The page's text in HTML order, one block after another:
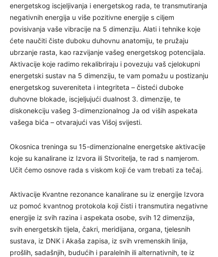
energetskog iscjeljivanja i energetskog rada, te transmutiranja
negativnih energija u više pozitivne energije s ciljem
povisivanja vaše vibracije na 5 dimenziju. Alati i tehnike koje
ćete naučiti čiste duboku duhovnu anatomiju, te pružaju
ubrzanje rasta, kao razvijanje vašeg energetskog potencijala.
Aktivacije koje radimo rekalibriraju i povezuju vaš cjelokupni
energetski sustav na 5 dimenziju, te vam pomažu u postizanju
energetskog suvereniteta i integriteta – čisteći duboke
duhovne blokade, iscjeljujući dualnost 3. dimenzije, te
diskonekciju vašeg 3-dimenzionalnog Ja od viših aspekata
vašega bića – otvarajući vas Višoj svijesti.
Okosnica treninga su 15-dimenzionalne energetske aktivacije
koje su kanalirane iz Izvora ili Stvoritelja, te rad s namjerom.
Učit ćemo osnove rada s viskom koji će vam trebati za tečaj.
Aktivacije Kvantne rezonance kanalirane su iz energije Izvora
uz pomoć kvantnog protokola koji čisti i transmutira negativne
energije iz svih razina i aspekata osobe, svih 12 dimenzija,
svih energetskih tijela, čakri, meridijana, organa, tjelesnih
sustava, iz DNK i Akaša zapisa, iz svih vremenskih linija,
prošlih, sadašnjih, budućih i paralelnih ili alternativnih, te iz